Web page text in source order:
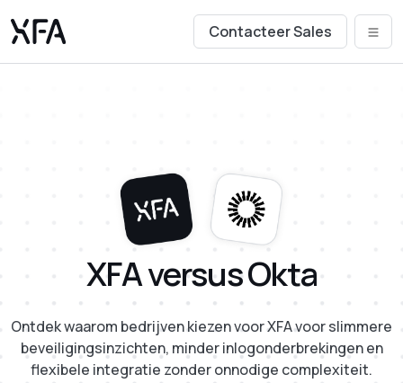
Contacteer Sales
XFA versus Okta
Ontdek waarom bedrijven kiezen voor XFA voor slimmere
beveiligingsinzichten, minder inlogonderbrekingen en
flexibele integratie zonder onnodige complexiteit.